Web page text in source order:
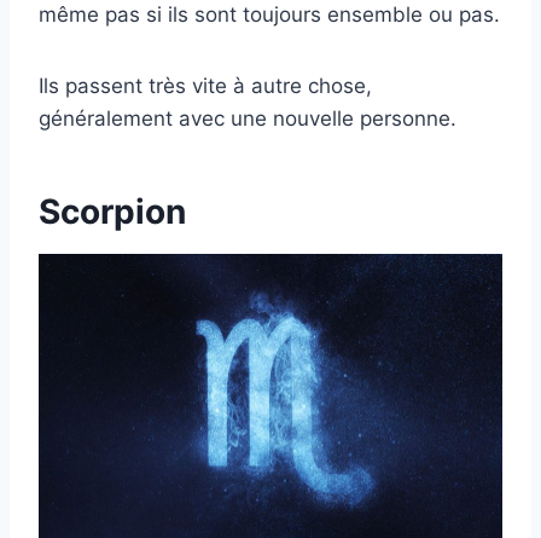
même pas si ils sont toujours ensemble ou pas.
Ils passent très vite à autre chose,
généralement avec une nouvelle personne.
Scorpion